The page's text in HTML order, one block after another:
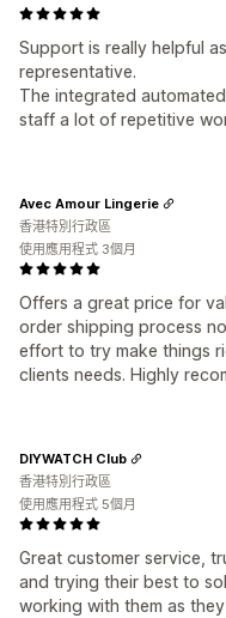
Support is really helpful
representative.
The integrated
staff a lot of repetitive
Offers a great price for
order shipping process
effort to try make things
clients needs. Highly
Avec Amour Lingerie
香港特別行政區
使用應用程式 3個月
Great customer service,
and trying their best to
working with them as
DIYWATCH Club
香港特別行政區
使用應用程式 5個月